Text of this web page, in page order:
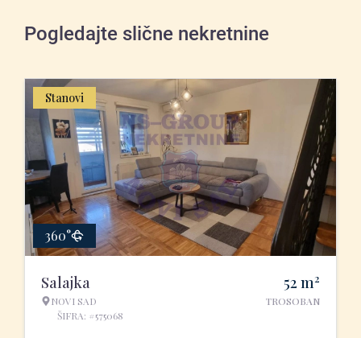
Pogledajte slične nekretnine
Stanovi
360°
Salajka
NOVI SAD
ŠIFRA: #575068
52 m2
TROSOBAN